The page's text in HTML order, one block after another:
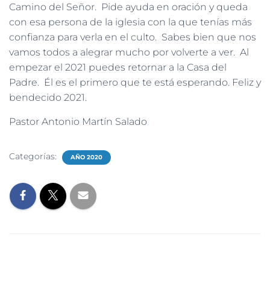
Camino del Señor. Pide ayuda en oración y queda
con esa persona de la iglesia con la que tenías más
confianza para verla en el culto. Sabes bien que nos
vamos todos a alegrar mucho por volverte a ver. Al
empezar el 2021 puedes retornar a la Casa del
Padre. Él es el primero que te está esperando. Feliz y
bendecido 2021.
Pastor Antonio Martín Salado
Categorías: AÑO 2020